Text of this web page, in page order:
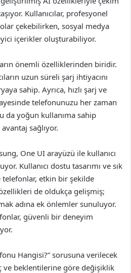
Kullanıcılar, profesyonel
çekebilirken, sosyal medya
içerikler oluşturabiliyor.
önemli özelliklerinden biridir.
uzun süreli şarj ihtiyacını
sahip. Ayrıca, hızlı şarj ve
telefonunuzu her zaman
da yoğun kullanıma sahip
sağlıyor.
One UI arayüzü ile kullanıcı
Kullanıcı dostu tasarımı ve sık
etkin bir şekilde
de oldukça gelişmiş;
adına ek önlemler sunuluyor.
güvenli bir deneyim
Hangisi?” sorusuna verilecek
ve beklentilerine göre değişiklik